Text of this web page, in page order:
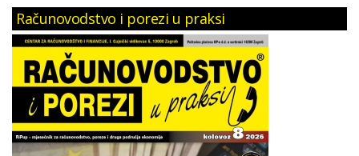
Računovodstvo i porezi u praksi